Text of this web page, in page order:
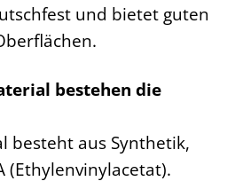
und bietet guten
bestehen die
besteht aus Synthetik,
(Ethylenvinylacetat).